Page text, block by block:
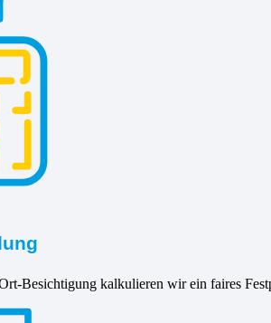
Besichtigung kalkulieren wir ein faires